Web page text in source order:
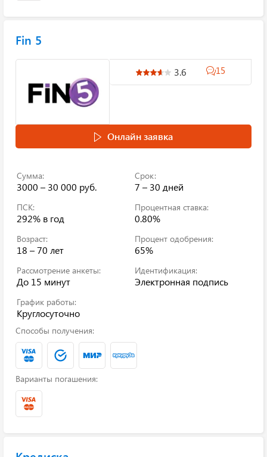
Fin 5
3.6 15
Онлайн заявка
Сумма:
3000 – 30 000 руб.
Срок:
7 – 30 дней
ПСК:
292% в год
Процентная ставка:
0.80%
Возраст:
18 – 70 лет
Процент одобрения:
65%
Рассмотрение анкеты:
До 15 минут
Идентификация:
Электронная подпись
График работы:
Круглосуточно
Способы получения:
Варианты погашения: